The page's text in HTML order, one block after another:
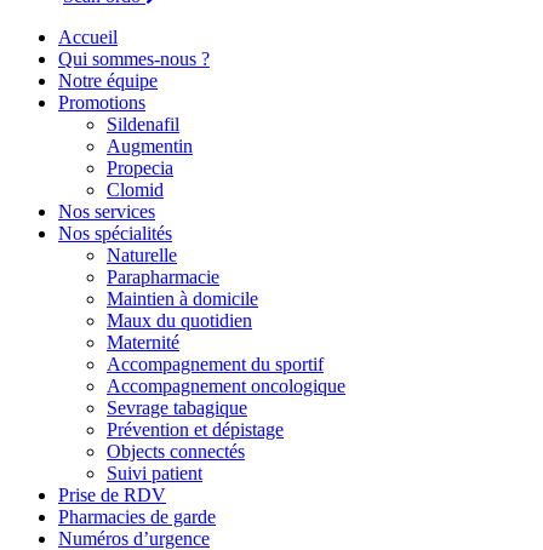
Accueil
Qui sommes-nous ?
Notre équipe
Promotions
Sildenafil
Augmentin
Propecia
Clomid
Nos services
Nos spécialités
Naturelle
Parapharmacie
Maintien à domicile
Maux du quotidien
Maternité
Accompagnement du sportif
Accompagnement oncologique
Sevrage tabagique
Prévention et dépistage
Objects connectés
Suivi patient
Prise de RDV
Pharmacies de garde
Numéros d’urgence